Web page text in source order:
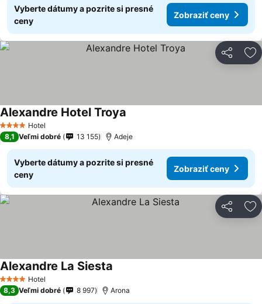
Vyberte dátumy a pozrite si presné
ceny
Zobraziť ceny
Zdieľať
4 Počet hviezdičiek
Hotel
Alexandre Hotel Troya
8,1 Veľmi dobré 13 155 Adeje
Vyberte dátumy a pozrite si presné
ceny
Zobraziť ceny
Zdieľať
4 Počet hviezdičiek
Hotel
Alexandre La Siesta
8,3 Veľmi dobré 8 997 Arona